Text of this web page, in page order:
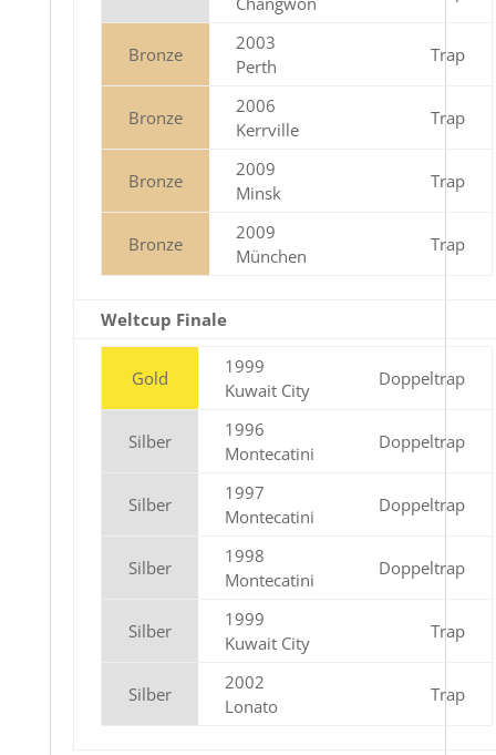
Bronze
2003
Perth
Trap
Bronze
2006
Kerrville
Trap
Bronze
2009
Minsk
Trap
Bronze
2009
München
Trap
Weltcup Finale
Gold
1999
Kuwait City
Doppeltrap
Silber
1996
Montecatini
Doppeltrap
Silber
1997
Montecatini
Doppeltrap
Silber
1998
Montecatini
Doppeltrap
Silber
1999
Kuwait City
Trap
Silber
2002
Lonato
Trap